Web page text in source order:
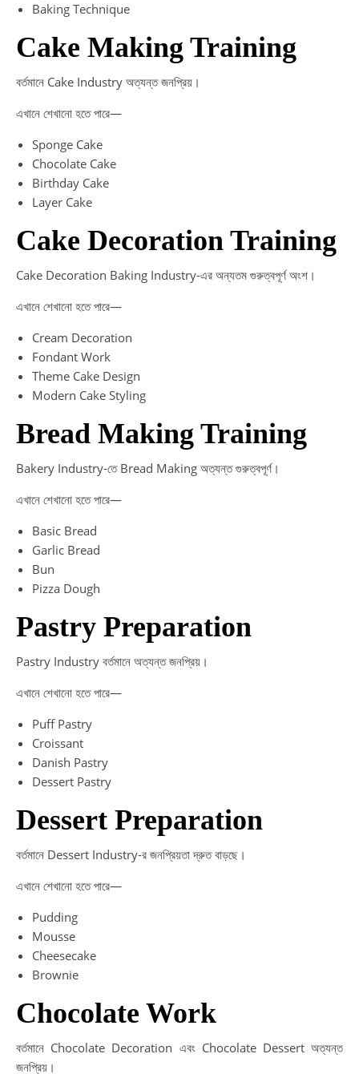
Baking Technique
Cake Making Training
বর্তমানে Cake Industry অত্যন্ত জনপ্রিয়।
এখানে শেখানো হতে পারে—
Sponge Cake
Chocolate Cake
Birthday Cake
Layer Cake
Cake Decoration Training
Cake Decoration Baking Industry-এর অন্যতম গুরুত্বপূর্ণ অংশ।
এখানে শেখানো হতে পারে—
Cream Decoration
Fondant Work
Theme Cake Design
Modern Cake Styling
Bread Making Training
Bakery Industry-তে Bread Making অত্যন্ত গুরুত্বপূর্ণ।
এখানে শেখানো হতে পারে—
Basic Bread
Garlic Bread
Bun
Pizza Dough
Pastry Preparation
Pastry Industry বর্তমানে অত্যন্ত জনপ্রিয়।
এখানে শেখানো হতে পারে—
Puff Pastry
Croissant
Danish Pastry
Dessert Pastry
Dessert Preparation
বর্তমানে Dessert Industry-র জনপ্রিয়তা দ্রুত বাড়ছে।
এখানে শেখানো হতে পারে—
Pudding
Mousse
Cheesecake
Brownie
Chocolate Work
বর্তমানে Chocolate Decoration এবং Chocolate Dessert অত্যন্ত
জনপ্রিয়।